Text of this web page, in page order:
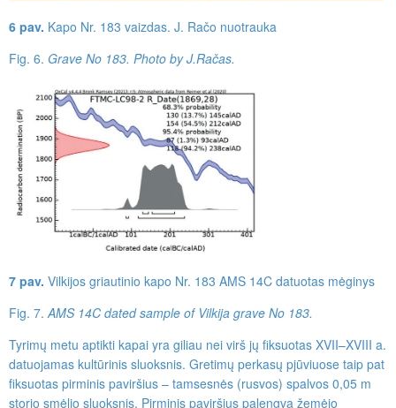
6 pav. Kapo Nr. 183 vaizdas. J. Račo nuotrauka
Fig. 6. Grave No 183. Photo by J.Račas.
7 pav. Vilkijos griautinio kapo Nr. 183 AMS 14C datuotas mėginys
Fig. 7.AMS 14C dated sample of Vil­kija grave No 183.
Tyrimų metu aptikti kapai yra giliau nei virš jų fiksuotas XVII–XVIII a.
datuojamas kultūrinis sluoksnis. Gretimų perkasų pjūviuose taip pat
fiksuotas pirminis paviršius – tamsesnės (rusvos) spalvos 0,05 m
storio smėlio sluoksnis. Pirminis paviršius palengva žemėjo